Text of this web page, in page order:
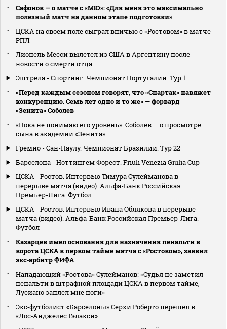
Сафонов — о матче с «МЮ»: «Для меня это максимально
полезный матч на данном этапе подготовки»
ЦСКА на своем поле сыграл вничью с «Ростовом» в матче
РПЛ
Лионель Месси вылетел из США в Аргентину после
новости о смерти отца
Эштрела - Спортинг. Чемпионат Португалии. Тур 1
«Перед каждым сезоном говорят, что «Спартак» навяжет
конкуренцию. Семь лет одно и то же» — форвард
«Зенита» Соболев
«Пока не понимаю его уровень». Соболев — о просмотре
сына в академии «Зенита»
Гремио - Сан-Паулу. Чемпионат Бразилии. Тур 22
Барселона - Ноттингем Форест. Friuli Venezia Giulia Cup
ЦСКА - Ростов. Интервью Тимура Сулейманова в
перерыве матча (видео). Альфа-Банк Российская
Премьер-Лига. Футбол
ЦСКА - Ростов. Интервью Ивана Облякова в перерыве
матча (видео). Альфа-Банк Российская Премьер-Лига.
Футбол
Казарцев имел основания для назначения пенальти в
ворота ЦСКА в первом тайме матча с «Ростовом», заявил
экс‑арбитр ФИФА
Нападающий «Ростова» Сулейманов: «Судья не заметил
пенальти в штрафной площади ЦСКА в первом тайме,
Лусиано заплел мне ноги»
Экс‑футболист «Барселоны» Серхи Роберто перешел в
«Лос‑Анджелес Гэлакси»